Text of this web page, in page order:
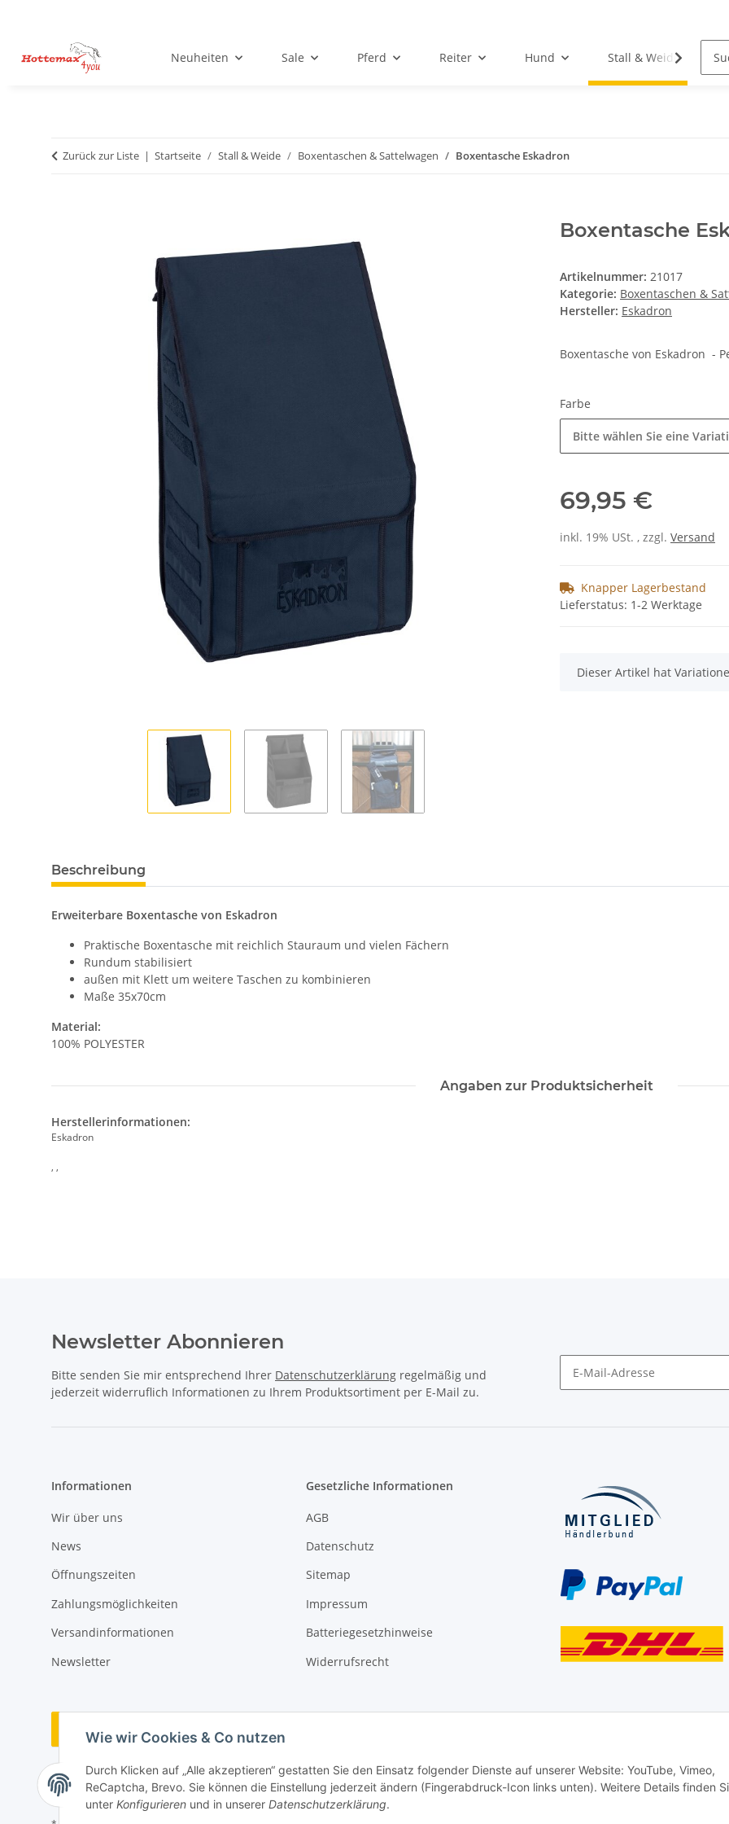
Wie wir Cookies & Co nutzen
Durch Klicken auf „Alle akzeptieren“ gestatten Sie den Einsatz folgender Dienste auf unserer Website: YouTube, Vimeo,
ReCaptcha, Brevo. Sie können die Einstellung jederzeit ändern (Fingerabdruck-Icon links unten). Weitere Details finden
unter Konfigurieren und in unserer Datenschutzerklärung.
Neuheiten Sale Pferd Reiter Hund Stall & Weide
Zurück zur Liste Startseite Stall & Weide Boxentaschen & Sattelwagen Boxentasche Eskadron
Boxentasche
Artikelnummer: 21017
Kategorie: Boxentaschen &
Hersteller: Eskadron
Boxentasche von Eskadron -
Farbe
Bitte wählen Sie eine
69,95 €
inkl. 19% USt. , zzgl. Versand
Knapper Lagerbestand
Lieferstatus: 1-2 Werktage
x
Dieser Artikel hat
Beschreibung
Erweiterbare Boxentasche von Eskadron
Praktische Boxentasche mit reichlich Stauraum und vielen Fächern
Rundum stabilisiert
außen mit Klett um weitere Taschen zu kombinieren
Maße 35x70cm
Material:
100% POLYESTER
Angaben zur Produktsicherheit
Herstellerinformationen:
Eskadron
, ,
Newsletter Abonnieren
Bitte senden Sie mir entsprechend Ihrer Datenschutzerklärung regelmäßig und
jederzeit widerruflich Informationen zu Ihrem Produktsortiment per E-Mail zu.
Informationen
Wir über uns
News
Öffnungszeiten
Zahlungsmöglichkeiten
Versandinformationen
Newsletter
Gesetzliche Informationen
AGB
Datenschutz
Sitemap
Impressum
Batteriegesetzhinweise
Widerrufsrecht
Vertrag widerrufen